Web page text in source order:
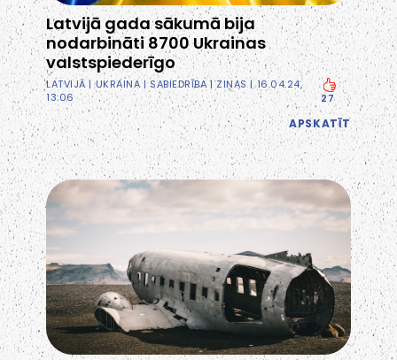
Latvijā gada sākumā bija
nodarbināti 8700 Ukrainas
valstspiederīgo
LATVIJĀ|UKRAINA|SABIEDRĪBA|ZIŅAS| 16.04.24,
13:06
27
APSKATĪT